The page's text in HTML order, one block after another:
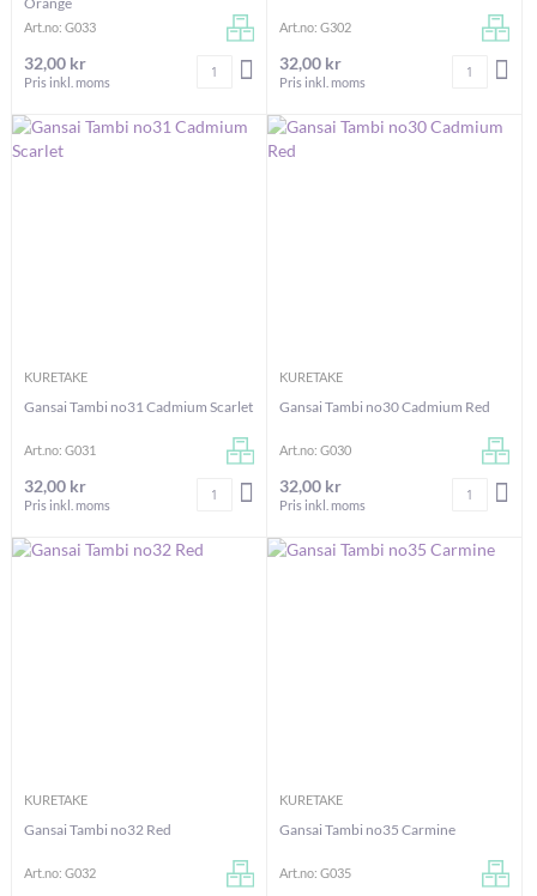
Art.no: G033
32,00 kr
Pris inkl. moms
Antal LÄGG I VARUKORGEN
Art.no: G302
32,00 kr
Pris inkl. moms
Antal
KURETAKE
Gansai Tambi no31 Cadmium Scarlet
Art.no: G031
32,00 kr
Pris inkl. moms
Antal LÄGG I VARUKORGEN
KURETAKE
Gansai Tambi no30 Cadmium Red
Art.no: G030
32,00 kr
Pris inkl. moms
Antal
KURETAKE
Gansai Tambi no32 Red
Art.no: G032
KURETAKE
Gansai Tambi no35 Carmine
Art.no: G035